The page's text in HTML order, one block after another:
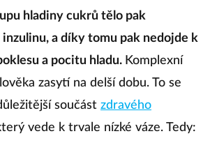
hladiny cukrů tělo pak
a díky tomu pak nedojde k
a pocitu hladu. Komplexní
zasytí na delší dobu. To se
součást zdravého
vede k trvale nízké váze. Tedy: